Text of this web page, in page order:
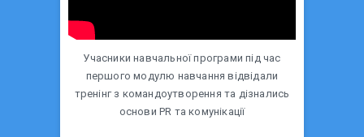
Учасники навчальної програми під час
першого модулю навчання відвідали
тренінг з командоутворення та дізнались
основи PR та комунікації